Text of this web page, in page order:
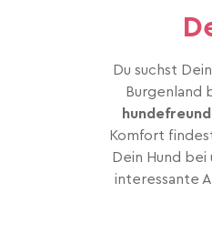
Du suchst Dein
Burgenland
Komfort
Dein Hund
interessante